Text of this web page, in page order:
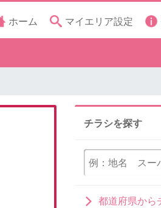
ホーム マイエリア設定
チラシを探す
都道府県から